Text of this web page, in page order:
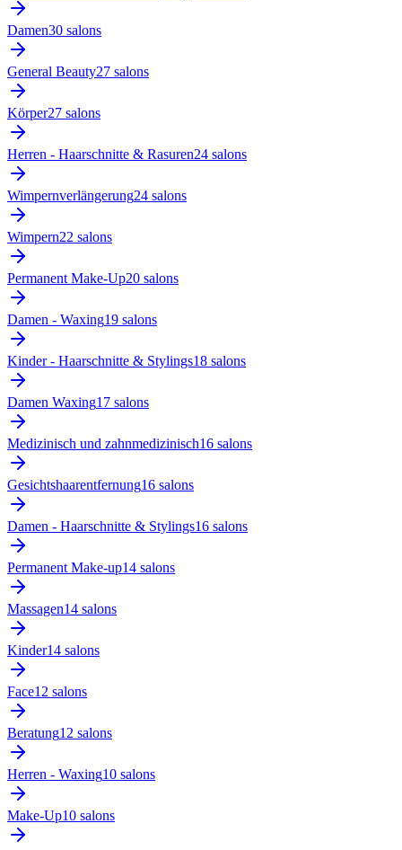
Damen30 salons
General Beauty27 salons
Körper27 salons
Herren - Haarschnitte & Rasuren24 salons
Wimpernverlängerung24 salons
Wimpern22 salons
Permanent Make-Up20 salons
Damen - Waxing19 salons
Kinder - Haarschnitte & Stylings18 salons
Damen Waxing17 salons
Medizinisch und zahnmedizinisch16 salons
Gesichtshaarentfernung16 salons
Damen - Haarschnitte & Stylings16 salons
Permanent Make-up14 salons
Massagen14 salons
Kinder14 salons
Face12 salons
Beratung12 salons
Herren - Waxing10 salons
Make-Up10 salons